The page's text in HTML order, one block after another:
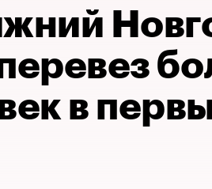
Политика Экономика
в